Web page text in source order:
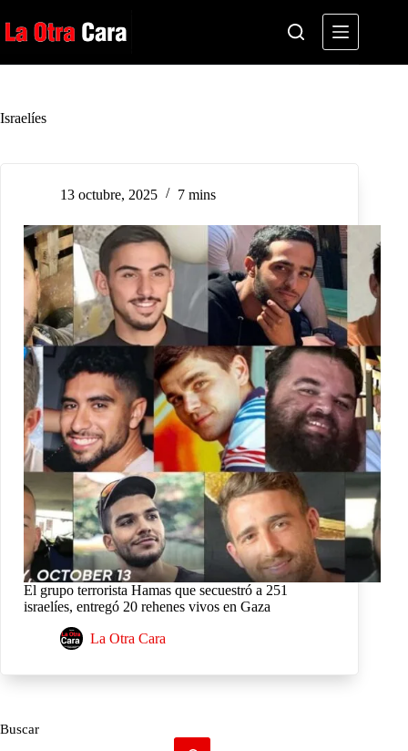
al
contenido
Israelíes
13 octubre, 2025 7 mins
El grupo terrorista Hamas que secuestró a 251
israelíes, entregó 20 rehenes vivos en Gaza
La Otra Cara
Buscar